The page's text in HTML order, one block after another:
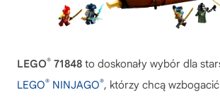
LEGO® 71848 to doskonały wybór dla
LEGO® NINJAGO®, którzy chcą